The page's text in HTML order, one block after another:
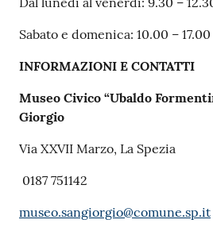
t
f
i
c
t
A
n
Sabato e domenica: 10.00 – 17.00
INFORMAZIONI E CONTATTI
Museo Civico “Ubaldo
Giorgio
Via XXVII Marzo, La Spezia
0187 751142
museo.sangiorgio@comune.sp.it